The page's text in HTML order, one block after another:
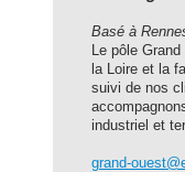
Basé à
Le pôle
la Loire et la
suivi de nos
industriel et
grand-